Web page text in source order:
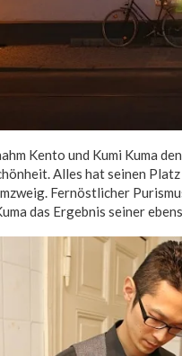
Kento und Kumi Kuma
Alles hat seinen
Fernöstlicher
das Ergebnis seiner